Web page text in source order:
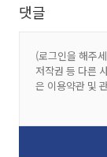
댓글